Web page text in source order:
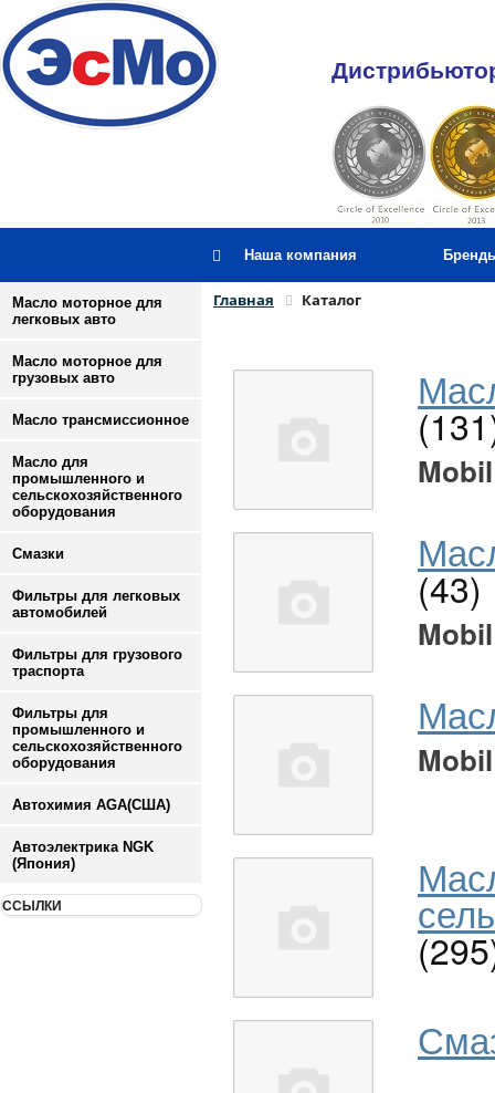
Наша компания
Масло моторное для
легковых авто
Масло моторное для
грузовых авто
Масло трансмиссионное
Масло для
промышленного и
сельскохозяйственного
оборудования
Смазки
Фильтры для легковых
автомобилей
Фильтры для грузового
траспорта
Фильтры для
промышленного и
сельскохозяйственного
оборудования
Автохимия AGA(США)
Автоэлектрика NGK
(Япония)
ССЫЛКИ
Главная Каталог
Mobil
(43)
Mobil
Mobil